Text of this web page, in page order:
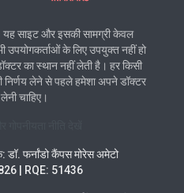
साइट और इसकी सामग्री केवल
उपयोगकर्ताओं के लिए उपयुक्त नहीं हो
का स्थान नहीं लेती है। हर किसी
लेने से पहले हमेशा अपने डॉक्टर
चाहिए।
डॉ. फर्नांडो कैंपस मोरेस अमेटो
| RQE: 51436